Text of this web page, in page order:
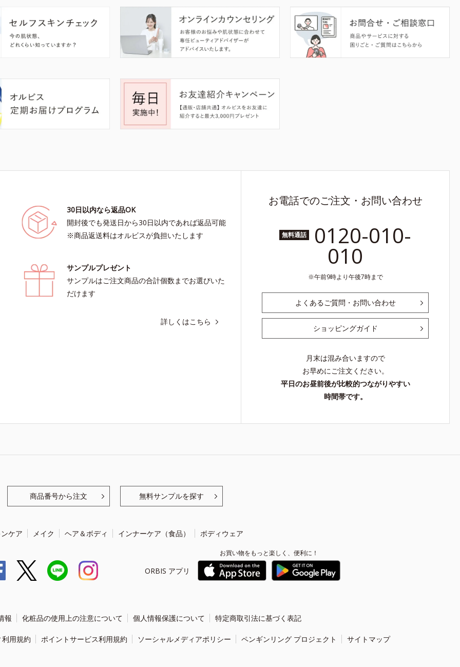
30日以内なら返品OK
開封後でも発送日から30日以内であれば返品可能
※商品返送料はオルビスが負担いたします
サンプルプレゼント
サンプルはご注文商品の合計個数までお選びいた
だけます
詳しくはこちら
お電話でのご注文・お問い合わせ
無料通話 0120-010-
010
午前9時より午後7時まで
よくあるご質問・お問い合わせ
ショッピングガイド
月末は混み合いますので
お早めにご注文ください。
平日のお昼前後が比較的つながりやすい
時間帯です。
商品番号から注文 無料サンプルを探す
ケア メイク ヘア＆ボディ インナーケア（食品） ボディウェア
ORBIS アプリ
お買い物をもっと楽しく、便利に！
報 化粧品の使用上の注意について 個人情報保護について 特定商取引法に基づく表記
用規約 ポイントサービス利用規約 ソーシャルメディアポリシー ペンギンリング プロジェクト サイトマップ